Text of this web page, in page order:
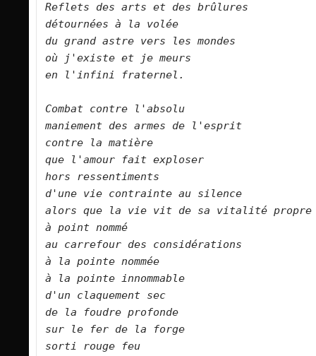
Reflets des arts et des brûlures
détournées à la volée
du grand astre vers les mondes
où j'existe et je meurs
en l'infini fraternel.
Combat contre l'absolu
maniement des armes de l'esprit
contre la matière
que l'amour fait exploser
hors ressentiments
d'une vie contrainte au silence
alors que la vie vit de sa vitalité propre
à point nommé
au carrefour des considérations
à la pointe nommée
à la pointe innommable
d'un claquement sec
de la foudre profonde
sur le fer de la forge
sorti rouge feu